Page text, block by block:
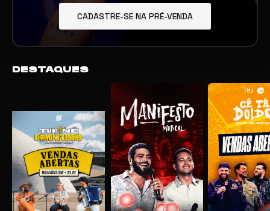
CADASTRE-SE NA PRÉ-VENDA
DESTAQUES